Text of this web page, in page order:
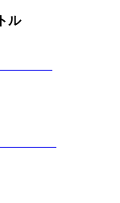
ル